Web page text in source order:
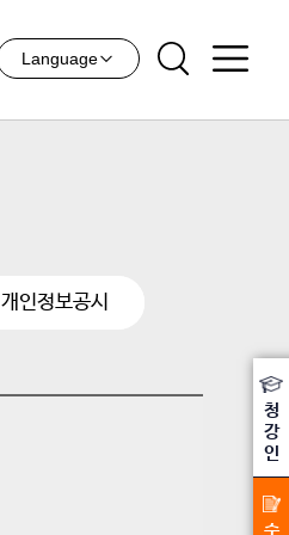
Language
개인정보공시
청
강
인
수